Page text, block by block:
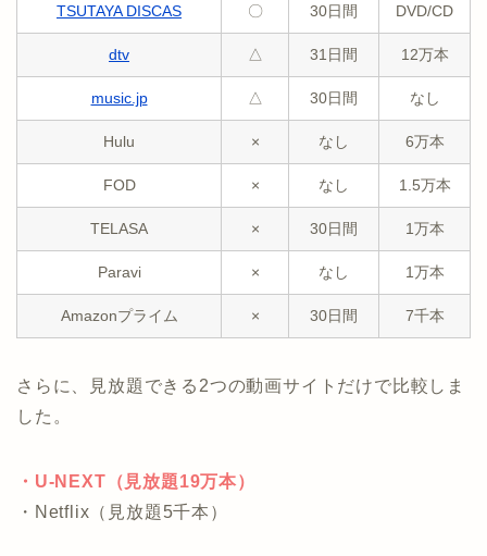
TSUTAYA DISCAS 〇 30日間 DVD/CD
dtv △ 31日間 12万本
music.jp △ 30日間 なし
Hulu × なし 6万本
FOD × なし 1.5万本
TELASA × 30日間 1万本
Paravi × なし 1万本
Amazonプライム × 30日間 7千本
さらに、見放題できる2つの動画サイトだけで比較しま
した。
・U-NEXT（見放題19万本）
・Netflix（見放題5千本）